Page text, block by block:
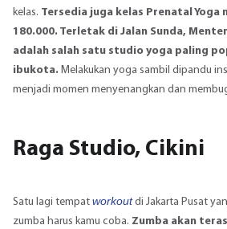
kelas. Tersedia juga kelas Prenatal Yoga
180.000. Terletak di Jalan Sunda,
adalah salah satu studio yoga paling
ibukota. Melakukan yoga sambil dipandu
menjadi momen menyenangkan dan
Raga Studio, Cikini
Satu lagi tempat workoutdi Jakarta Pusat
zumba harus kamu coba. Zumba akan